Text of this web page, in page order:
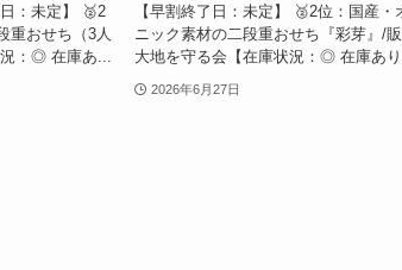
：未定】 🥈2
おせち（3人
：◎ 在庫あ...
【早割終了日：未定】 🥈2位：国産・
ニック素材の二段重おせち『彩芽』/販
大地を守る会【在庫状況：◎ 在庫あり
2026年6月27日